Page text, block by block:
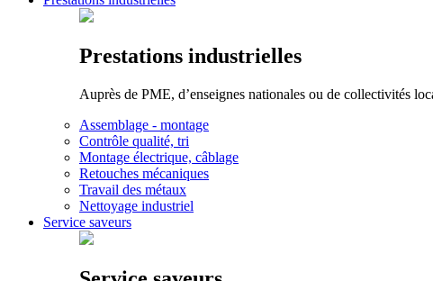
Prestations industrielles
Auprès de PME, d’enseignes nationales ou de collectivités
Assemblage - montage
Contrôle qualité, tri
Montage électrique, câblage
Retouches mécaniques
Travail des métaux
Nettoyage industriel
Service saveurs